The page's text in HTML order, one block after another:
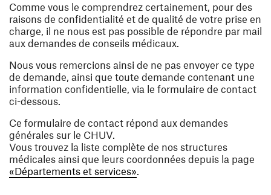
Comme vous le comprendrez certainement, pour des
raisons de confidentialité et de qualité de votre prise en
charge, il ne nous est pas possible de répondre par mail
aux demandes de conseils médicaux.
Nous vous remercions ainsi de ne pas envoyer ce type
de demande, ainsi que toute demande contenant une
information confidentielle, via le formulaire de contact
ci-dessous.
Ce formulaire de contact répond aux demandes
générales sur le CHUV.
Vous trouvez la liste complète de nos structures
médicales ainsi que leurs coordonnées depuis la page
«Départements et services».